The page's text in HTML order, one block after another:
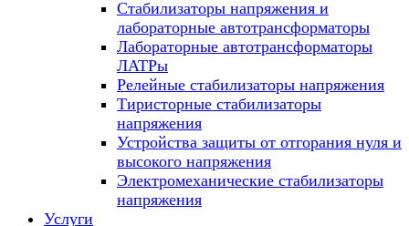
Стабилизаторы напряжения и
лабораторные автотрансформаторы
Лабораторные автотрансформаторы
ЛАТРы
Релейные стабилизаторы напряжения
Тиристорные стабилизаторы
напряжения
Устройства защиты от отгорания нуля и
высокого напряжения
Электромеханические стабилизаторы
напряжения
Услуги